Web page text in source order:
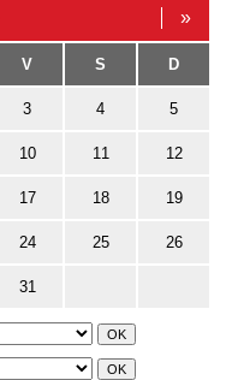
»
V S D
3 4 5
10 11 12
17 18 19
24 25 26
31